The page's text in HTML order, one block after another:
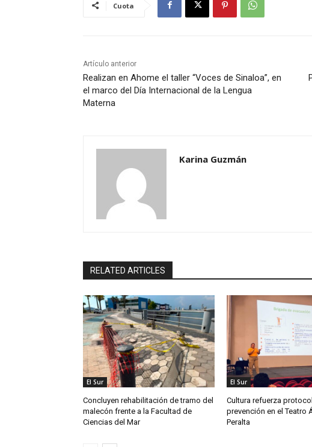
Cuota
Artículo anterior
Realizan en Ahome el taller “Voces de Sinaloa”, en
el marco del Día Internacional de la Lengua
Materna
Karina Guzmán
RELATED ARTICLES
El Sur
Concluyen rehabilitación de tramo del
malecón frente a la Facultad de
Ciencias del Mar
El Sur
Cultura refuerza
prevención en el Teatro
Peralta